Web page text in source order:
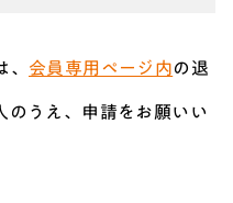
会員専用ページ内の退
のうえ、申請をお願いい